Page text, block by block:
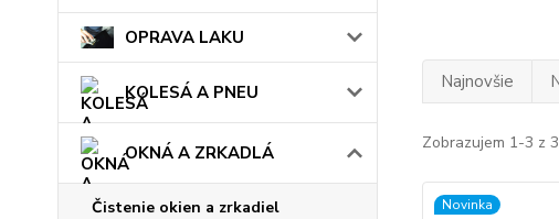
OPRAVA LAKU
KOLESÁ A PNEU
OKNÁ A ZRKADLÁ
Čistenie okien a zrkadiel
Najnovšie
Zobrazujem 1-3 z 3
Novinka